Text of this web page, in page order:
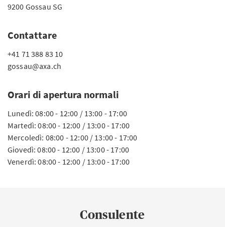
9200 Gossau SG
Contattare
+41 71 388 83 10
gossau@axa.ch
Orari di apertura normali
Lunedì: 08:00 - 12:00 / 13:00 - 17:00
Martedì: 08:00 - 12:00 / 13:00 - 17:00
Mercoledì: 08:00 - 12:00 / 13:00 - 17:00
Giovedì: 08:00 - 12:00 / 13:00 - 17:00
Venerdì: 08:00 - 12:00 / 13:00 - 17:00
Consulente